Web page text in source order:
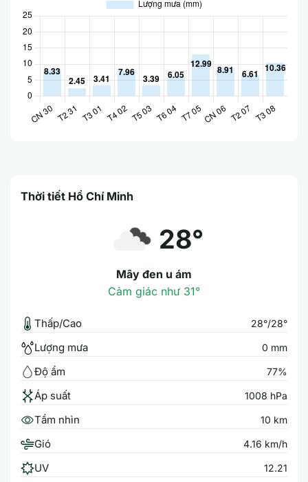
Thời tiết Hồ Chí Minh
28°
Mây đen u ám
Cảm giác như 31°
Thấp/Cao 28°/28°
Lượng mưa 0 mm
Độ ẩm 77%
Áp suất 1008 hPa
Tầm nhìn 10 km
Gió 4.16 km/h
UV 12.21